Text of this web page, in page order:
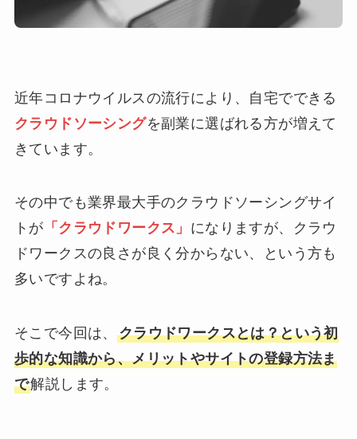
近年コロナウイルスの流行により、自宅でできる
クラウドソーシングを副業に選ばれる方が増えて
きています。
その中でも業界最大手のクラウドソーシングサイ
トが 「クラウドワークス」 になりますが、クラウ
ドワークスの良さが良く分からない、という方も
多いですよね。
そこで今回は、 クラウドワークスとは？という初
歩的な知識から、メリットやサイトの登録方法ま
で解説します。